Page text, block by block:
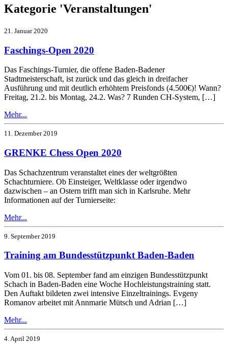
Kategorie 'Veranstaltungen'
21. Januar 2020
Faschings-Open 2020
Das Faschings-Turnier, die offene Baden-Badener
Stadtmeisterschaft, ist zurück und das gleich in dreifacher
Ausführung und mit deutlich erhöhtem Preisfonds (4.500€)! Wann?
Freitag, 21.2. bis Montag, 24.2. Was? 7 Runden CH-System, […]
Mehr...
11. Dezember 2019
GRENKE Chess Open 2020
Das Schachzentrum veranstaltet eines der weltgrößten
Schachturniere. Ob Einsteiger, Weltklasse oder irgendwo
dazwischen – an Ostern trifft man sich in Karlsruhe. Mehr
Informationen auf der Turnierseite:
Mehr...
9. September 2019
Training am Bundesstützpunkt Baden-Baden
Vom 01. bis 08. September fand am einzigen Bundesstützpunkt
Schach in Baden-Baden eine Woche Hochleistungstraining statt.
Den Auftakt bildeten zwei intensive Einzeltrainings. Evgeny
Romanov arbeitet mit Annmarie Mütsch und Adrian […]
Mehr...
4. April 2019